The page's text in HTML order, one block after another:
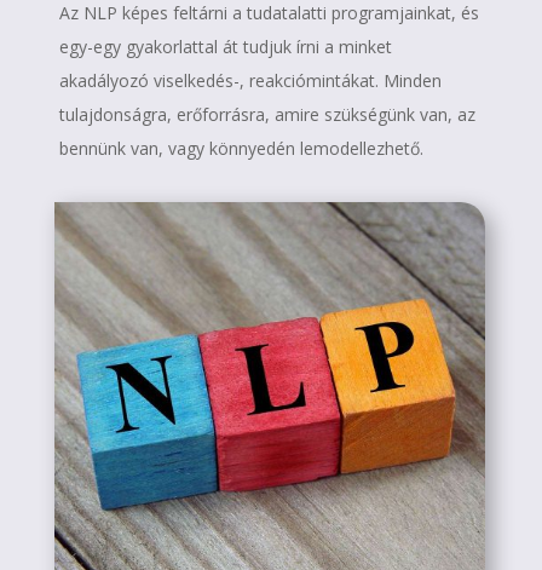
Az NLP képes feltárni a tudatalatti programjainkat, és
egy-egy gyakorlattal át tudjuk írni a minket
akadályozó viselkedés-, reakciómintákat. Minden
tulajdonságra, erőforrásra, amire szükségünk van, az
bennünk van, vagy könnyedén lemodellezhető.